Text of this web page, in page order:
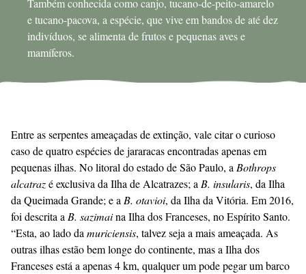
Também conhecida como canjo, tucano-de-peito-amarelo
e tucano-pacova, a espécie, que vive em bandos de até dez
indivíduos, se alimenta de frutos e pequenas aves e
mamíferos.
Entre as serpentes ameaçadas de extinção, vale citar o curioso
caso de quatro espécies de jararacas encontradas apenas em
pequenas ilhas. No litoral do estado de São Paulo, a Bothrops
alcatrazé exclusiva da Ilha de Alcatrazes; a B. insularis, da Ilha
da Queimada Grande; e a B. otavioi, da Ilha da Vitória. Em 2016,
foi descrita a B. sazimaina Ilha dos Franceses, no Espírito Santo.
“Esta, ao lado da muriciensis, talvez seja a mais ameaçada. As
outras ilhas estão bem longe do continente, mas a Ilha dos
Franceses está a apenas 4 km, qualquer um pode pegar um barco